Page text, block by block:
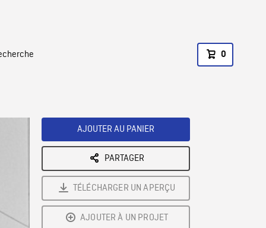
0
AJOUTER AU PANIER
PARTAGER
TÉLÉCHARGER UN APERÇU
AJOUTER À UN PROJET